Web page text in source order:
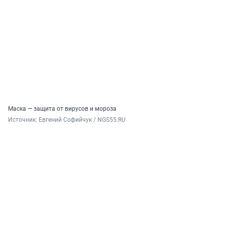
Маска — защита от вирусов и мороза
Источник: Евгений Софийчук / NGS55.RU